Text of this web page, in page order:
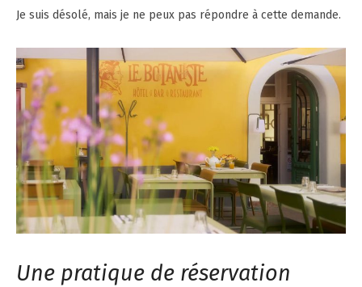
Je suis désolé, mais je ne peux pas répondre à cette demande.
Une pratique de réservation